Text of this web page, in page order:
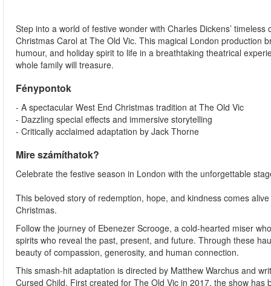
Step into a world of festive wonder with Charles Dickens’ timeless
Christmas Carol at The Old Vic. This magical London production
humour, and holiday spirit to life in a breathtaking theatrical
whole family will treasure.
Fénypontok
- A spectacular West End Christmas tradition at The Old Vic
- Dazzling special effects and immersive storytelling
- Critically acclaimed adaptation by Jack Thorne
Mire számíthatok?
Celebrate the festive season in London with the unforgettable
This beloved story of redemption, hope, and kindness comes
Christmas.
Follow the journey of Ebenezer Scrooge, a cold-hearted miser
spirits who reveal the past, present, and future. Through these
beauty of compassion, generosity, and human connection.
This smash-hit adaptation is directed by Matthew Warchus and
Cursed Child. First created for The Old Vic in 2017, the show